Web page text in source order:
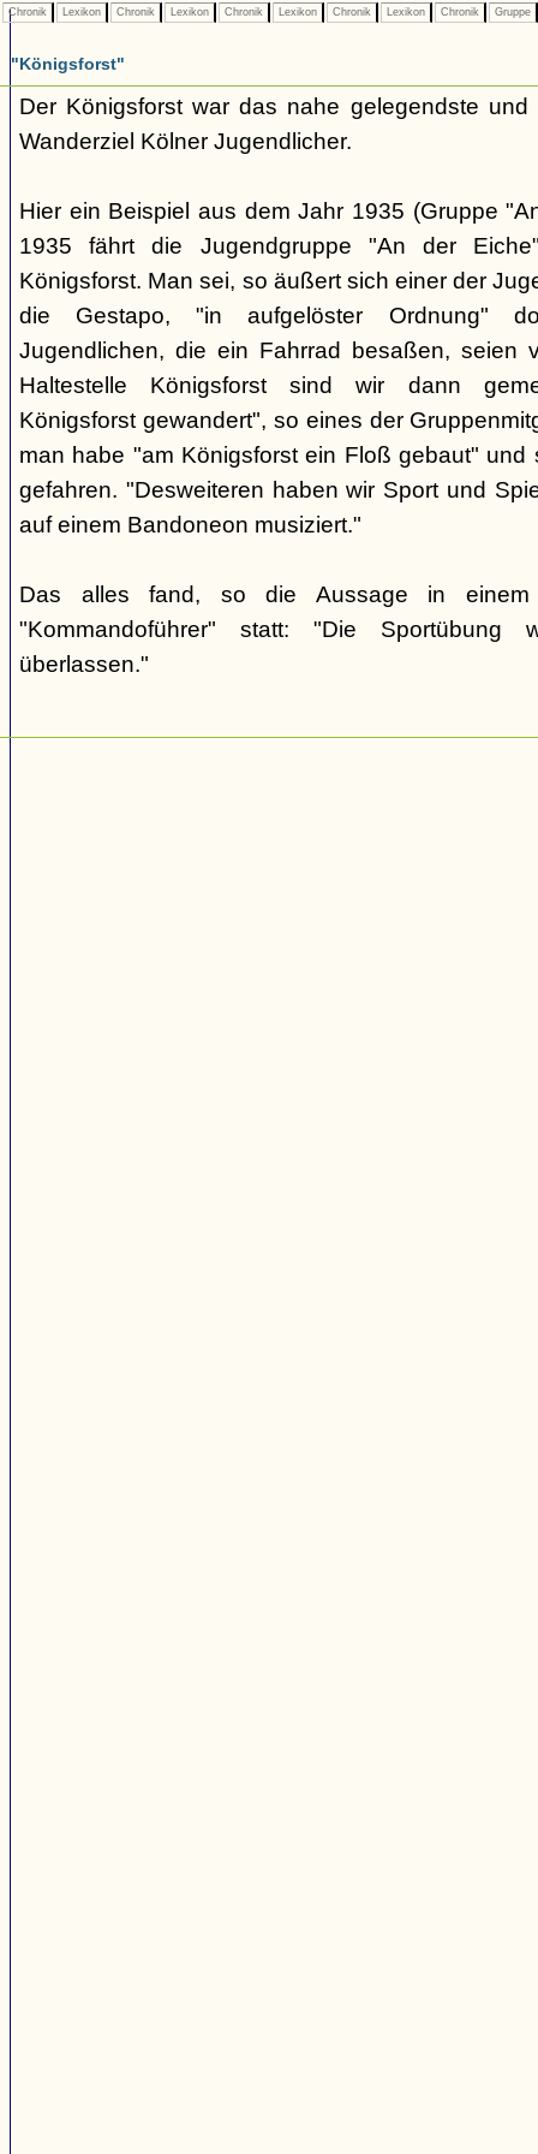
Chronik Lexikon Chronik Lexikon Chronik Lexikon Chronik Lexikon Chronik Gruppe
"Königsforst"
Der Königsforst war das nahe gelegendste
Wanderziel Kölner Jugendlicher.
Hier ein Beispiel aus dem Jahr 1935 (Gruppe
1935 fährt die Jugendgruppe "An der
Königsforst. Man sei, so äußert sich einer der
die Gestapo, "in aufgelöster Ordnung"
Jugendlichen, die ein Fahrrad besaßen, seien
Haltestelle Königsforst sind wir dann
Königsforst gewandert", so eines der
man habe "am Königsforst ein Floß gebaut" und
gefahren. "Desweiteren haben wir Sport und
auf einem Bandoneon musiziert."
Das alles fand, so die Aussage in einem
"Kommandoführer" statt: "Die Sportübung
überlassen."